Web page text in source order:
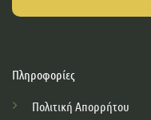
Πληροφορίες
Πολιτική Απορρήτου